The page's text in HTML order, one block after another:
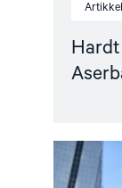
Artikkel